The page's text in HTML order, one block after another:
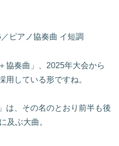
ピアノ協奏曲 イ短調
協奏曲」、2025年大会から
用している形ですね。
は、その名のとおり前半も後
及ぶ大曲。